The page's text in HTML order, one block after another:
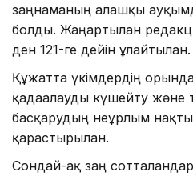
заңнаманың алғашқы
болды. Жаңартылған
ден 121-ге дейін ұлғайтылған.
Құжатта үкімдердің
қадағалауды күшейту және
басқарудың неғұрлым
қарастырылған.
Сондай-ақ заң